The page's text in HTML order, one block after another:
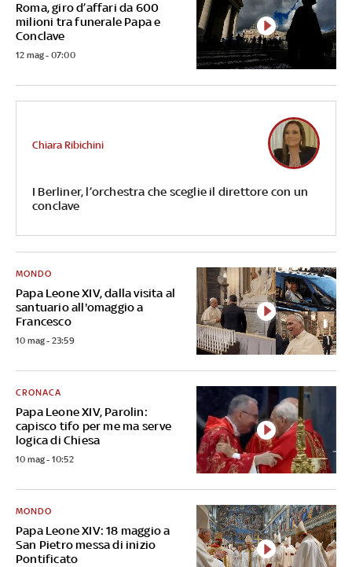
Roma, giro d’affari da 600
milioni tra funerale Papa e
Conclave
12 mag - 07:00
I Berliner, l’orchestra che sceglie il direttore con un
conclave
Chiara Ribichini
Papa Leone XIV, dalla visita al
santuario all'omaggio a
Francesco
MONDO
10 mag - 23:59
Papa Leone XIV, Parolin:
capisco tifo per me ma serve
logica di Chiesa
CRONACA
10 mag - 10:52
Papa Leone XIV: 18 maggio a
San Pietro messa di inizio
Pontificato
MONDO